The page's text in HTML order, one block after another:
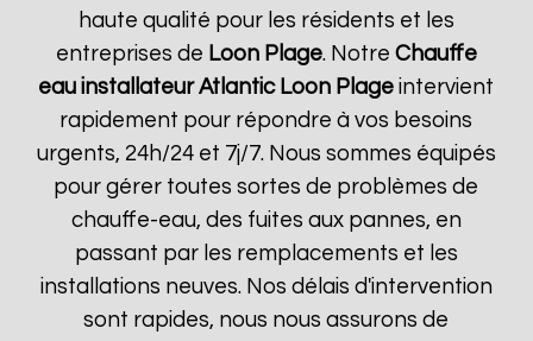
haute qualité pour les résidents et les
entreprises de Loon Plage. Notre Chauffe
eau installateur Atlantic Loon Plage intervient
rapidement pour répondre à vos besoins
urgents, 24h/24 et 7j/7. Nous sommes équipés
pour gérer toutes sortes de problèmes de
chauffe-eau, des fuites aux pannes, en
passant par les remplacements et les
installations neuves. Nos délais d'intervention
sont rapides, nous nous assurons de